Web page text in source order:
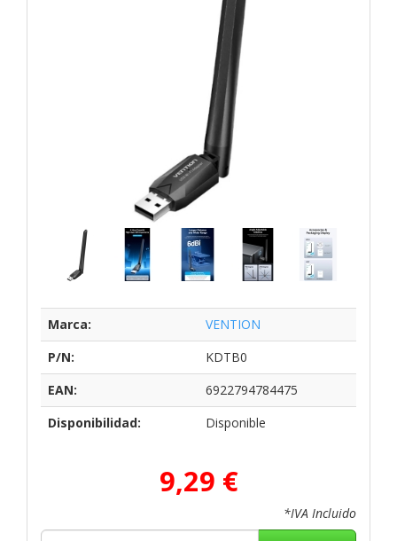
Marca:
VENTION
P/N:
KDTB0
EAN:
6922794784475
Disponibilidad:
Disponible
9,29 €
*IVA Incluido